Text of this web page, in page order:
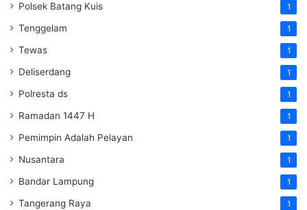
Polsek Batang Kuis 1
Tenggelam 1
Tewas 1
Deliserdang 1
Polresta ds 1
Ramadan 1447 H 1
Pemimpin Adalah Pelayan 1
Nusantara 1
Bandar Lampung 1
Tangerang Raya 1